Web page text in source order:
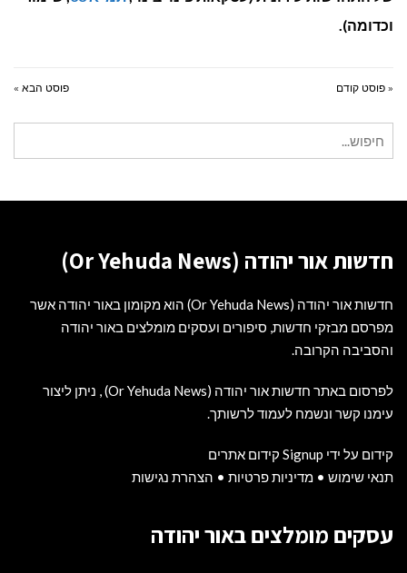
וכדומה).
« פוסט קודם פוסט הבא »
עבור:
חדשות אור יהודה (Or Yehuda News)
חדשות אור יהודה (Or Yehuda News) הוא מקומון באור יהודה אשר
מפרסם מבזקי חדשות, סיפורים ועסקים מומלצים באור יהודה
והסביבה הקרובה.
לפרסום באתר חדשות אור יהודה (Or Yehuda News) , ניתן ליצור
עימנו קשר ונשמח לעמוד לרשותך.
קידום על ידי Signup קידום אתרים
תנאי שימוש • מדיניות פרטיות • הצהרת נגישות
עסקים מומלצים באור יהודה